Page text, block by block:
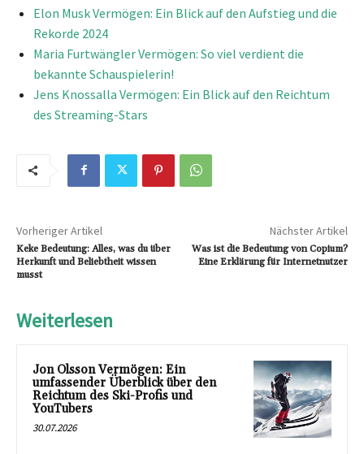
Elon Musk Vermögen: Ein Blick auf den Aufstieg und die
Rekorde 2024
Maria Furtwängler Vermögen: So viel verdient die
bekannte Schauspielerin!
Jens Knossalla Vermögen: Ein Blick auf den Reichtum
des Streaming-Stars
Vorheriger Artikel
Keke Bedeutung: Alles, was du über
Herkunft und Beliebtheit wissen
musst
Nächster Artikel
Was ist die Bedeutung von Copium?
Eine Erklärung für Internetnutzer
Weiterlesen
Jon Olsson Vermögen: Ein
umfassender Überblick über den
Reichtum des Ski-Profis und
YouTubers
30.07.2026